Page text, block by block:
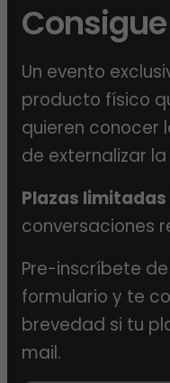
Un evento
producto físico
quieren conocer
de externalizar
Plazas
conversaciones
Pre-inscríbete
formulario y te
brevedad si tu
mail.